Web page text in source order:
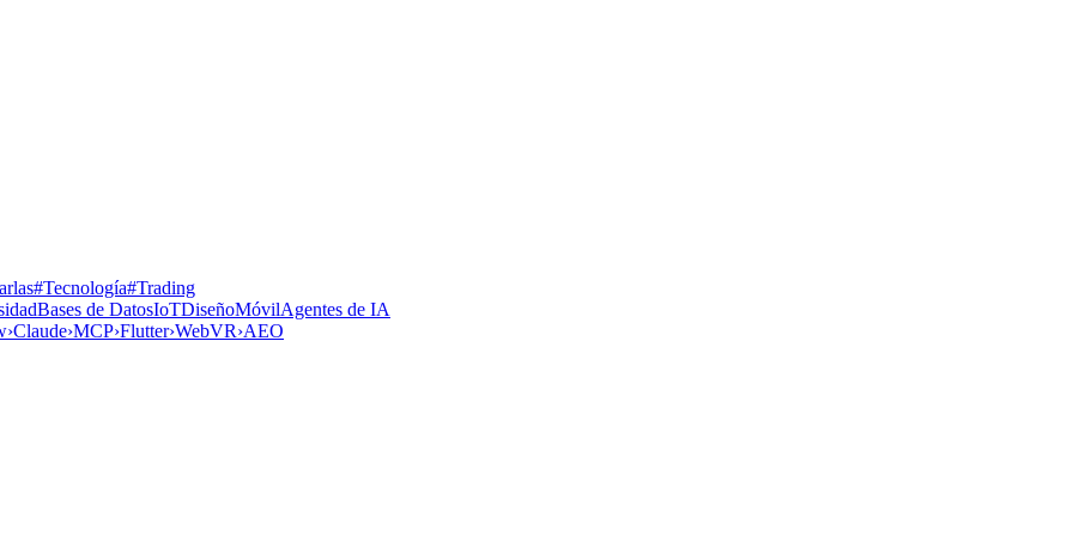
#Tecnología#Trading
Bases de DatosIoTDiseñoMóvilAgentes de IA
›Claude›MCP›Flutter›WebVR›AEO